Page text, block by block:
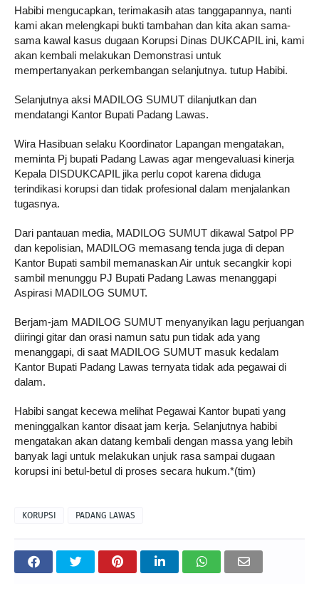
Habibi mengucapkan, terimakasih atas tanggapannya, nanti
kami akan melengkapi bukti tambahan dan kita akan sama-
sama kawal kasus dugaan Korupsi Dinas DUKCAPIL ini, kami
akan kembali melakukan Demonstrasi untuk
mempertanyakan perkembangan selanjutnya. tutup Habibi.
Selanjutnya aksi MADILOG SUMUT dilanjutkan dan
mendatangi Kantor Bupati Padang Lawas.
Wira Hasibuan selaku Koordinator Lapangan mengatakan,
meminta Pj bupati Padang Lawas agar mengevaluasi kinerja
Kepala DISDUKCAPIL jika perlu copot karena diduga
terindikasi korupsi dan tidak profesional dalam menjalankan
tugasnya.
Dari pantauan media, MADILOG SUMUT dikawal Satpol PP
dan kepolisian, MADILOG memasang tenda juga di depan
Kantor Bupati sambil memanaskan Air untuk secangkir kopi
sambil menunggu PJ Bupati Padang Lawas menanggapi
Aspirasi MADILOG SUMUT.
Berjam-jam MADILOG SUMUT menyanyikan lagu perjuangan
diiringi gitar dan orasi namun satu pun tidak ada yang
menanggapi, di saat MADILOG SUMUT masuk kedalam
Kantor Bupati Padang Lawas ternyata tidak ada pegawai di
dalam.
Habibi sangat kecewa melihat Pegawai Kantor bupati yang
meninggalkan kantor disaat jam kerja. Selanjutnya habibi
mengatakan akan datang kembali dengan massa yang lebih
banyak lagi untuk melakukan unjuk rasa sampai dugaan
korupsi ini betul-betul di proses secara hukum.*(tim)
KORUPSI PADANG LAWAS